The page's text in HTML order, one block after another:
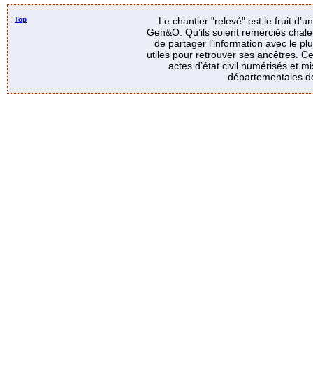
Top
Le chantier "relevé" est le fruit
Gen&O. Qu’ils soient remerciés
de partager l’information avec le
utiles pour retrouver ses ancêtres.
actes d’état civil numérisés et
départementales